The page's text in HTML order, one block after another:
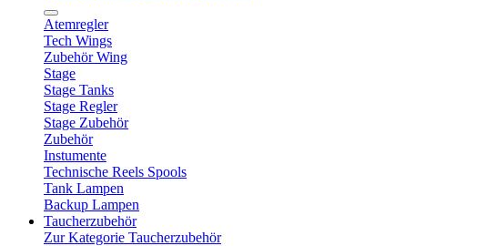
Atemregler
Tech Wings
Zubehör Wing
Stage
Stage Tanks
Stage Regler
Stage Zubehör
Zubehör
Instumente
Technische Reels Spools
Tank Lampen
Backup Lampen
Taucherzubehör
Zur Kategorie Taucherzubehör